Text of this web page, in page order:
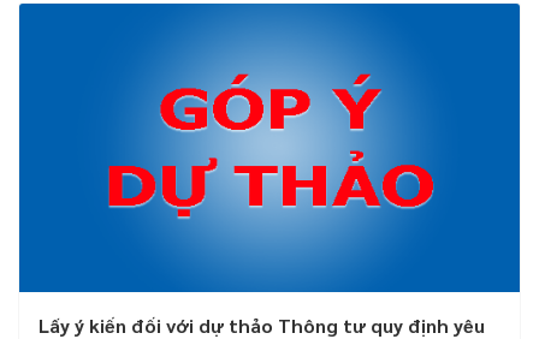
Lấy ý kiến đối với dự thảo Thông tư quy định yêu